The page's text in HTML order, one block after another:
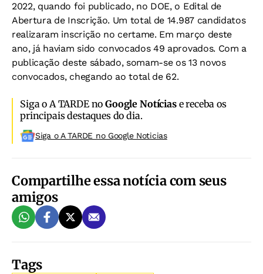
2022, quando foi publicado, no DOE, o Edital de
Abertura de Inscrição. Um total de 14.987 candidatos
realizaram inscrição no certame. Em março deste
ano, já haviam sido convocados 49 aprovados. Com a
publicação deste sábado, somam-se os 13 novos
convocados, chegando ao total de 62.
Siga o A TARDE noGoogle Notíciase receba os
principais destaques do dia.
Siga o A TARDE no Google Noticias
Compartilhe essa notícia com seus
amigos
Tags